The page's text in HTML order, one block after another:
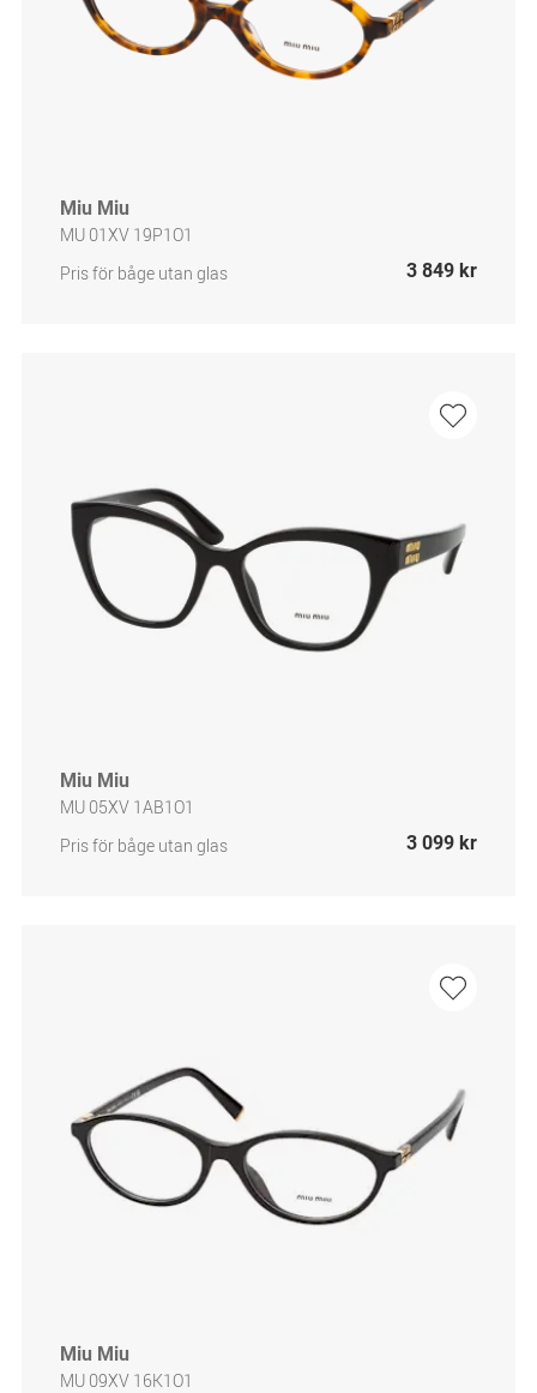
Miu Miu
MU 01XV 19P1O1
Pris för båge utan glas
3 849 kr
Miu Miu
MU 05XV 1AB1O1
Pris för båge utan glas
3 099 kr
Miu Miu
MU 09XV 16K1O1